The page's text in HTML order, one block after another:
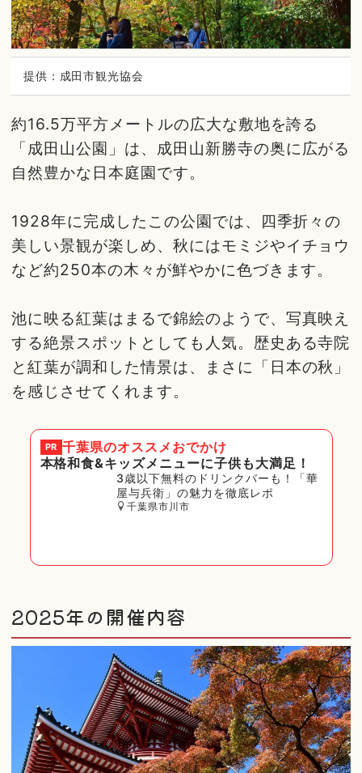
提供：成田市観光協会
約16.5万平方メートルの広大な敷地を誇る
「成田山公園」は、成田山新勝寺の奥に広がる
自然豊かな日本庭園です。
1928年に完成したこの公園では、四季折々の
美しい景観が楽しめ、秋にはモミジやイチョウ
など約250本の木々が鮮やかに色づきます。
池に映る紅葉はまるで錦絵のようで、写真映え
する絶景スポットとしても人気。歴史ある寺院
と紅葉が調和した情景は、まさに「日本の秋」
を感じさせてくれます。
PR 千葉県のオススメおでかけ
本格和食&キッズメニューに子供も大満足！
3歳以下無料のドリンクバーも！「華
屋与兵衛」の魅力を徹底レポ
千葉県市川市
2025年の開催内容